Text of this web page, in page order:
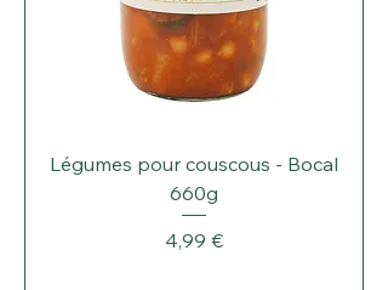
Légumes pour couscous - Bocal
660g
Prix
4,99 €